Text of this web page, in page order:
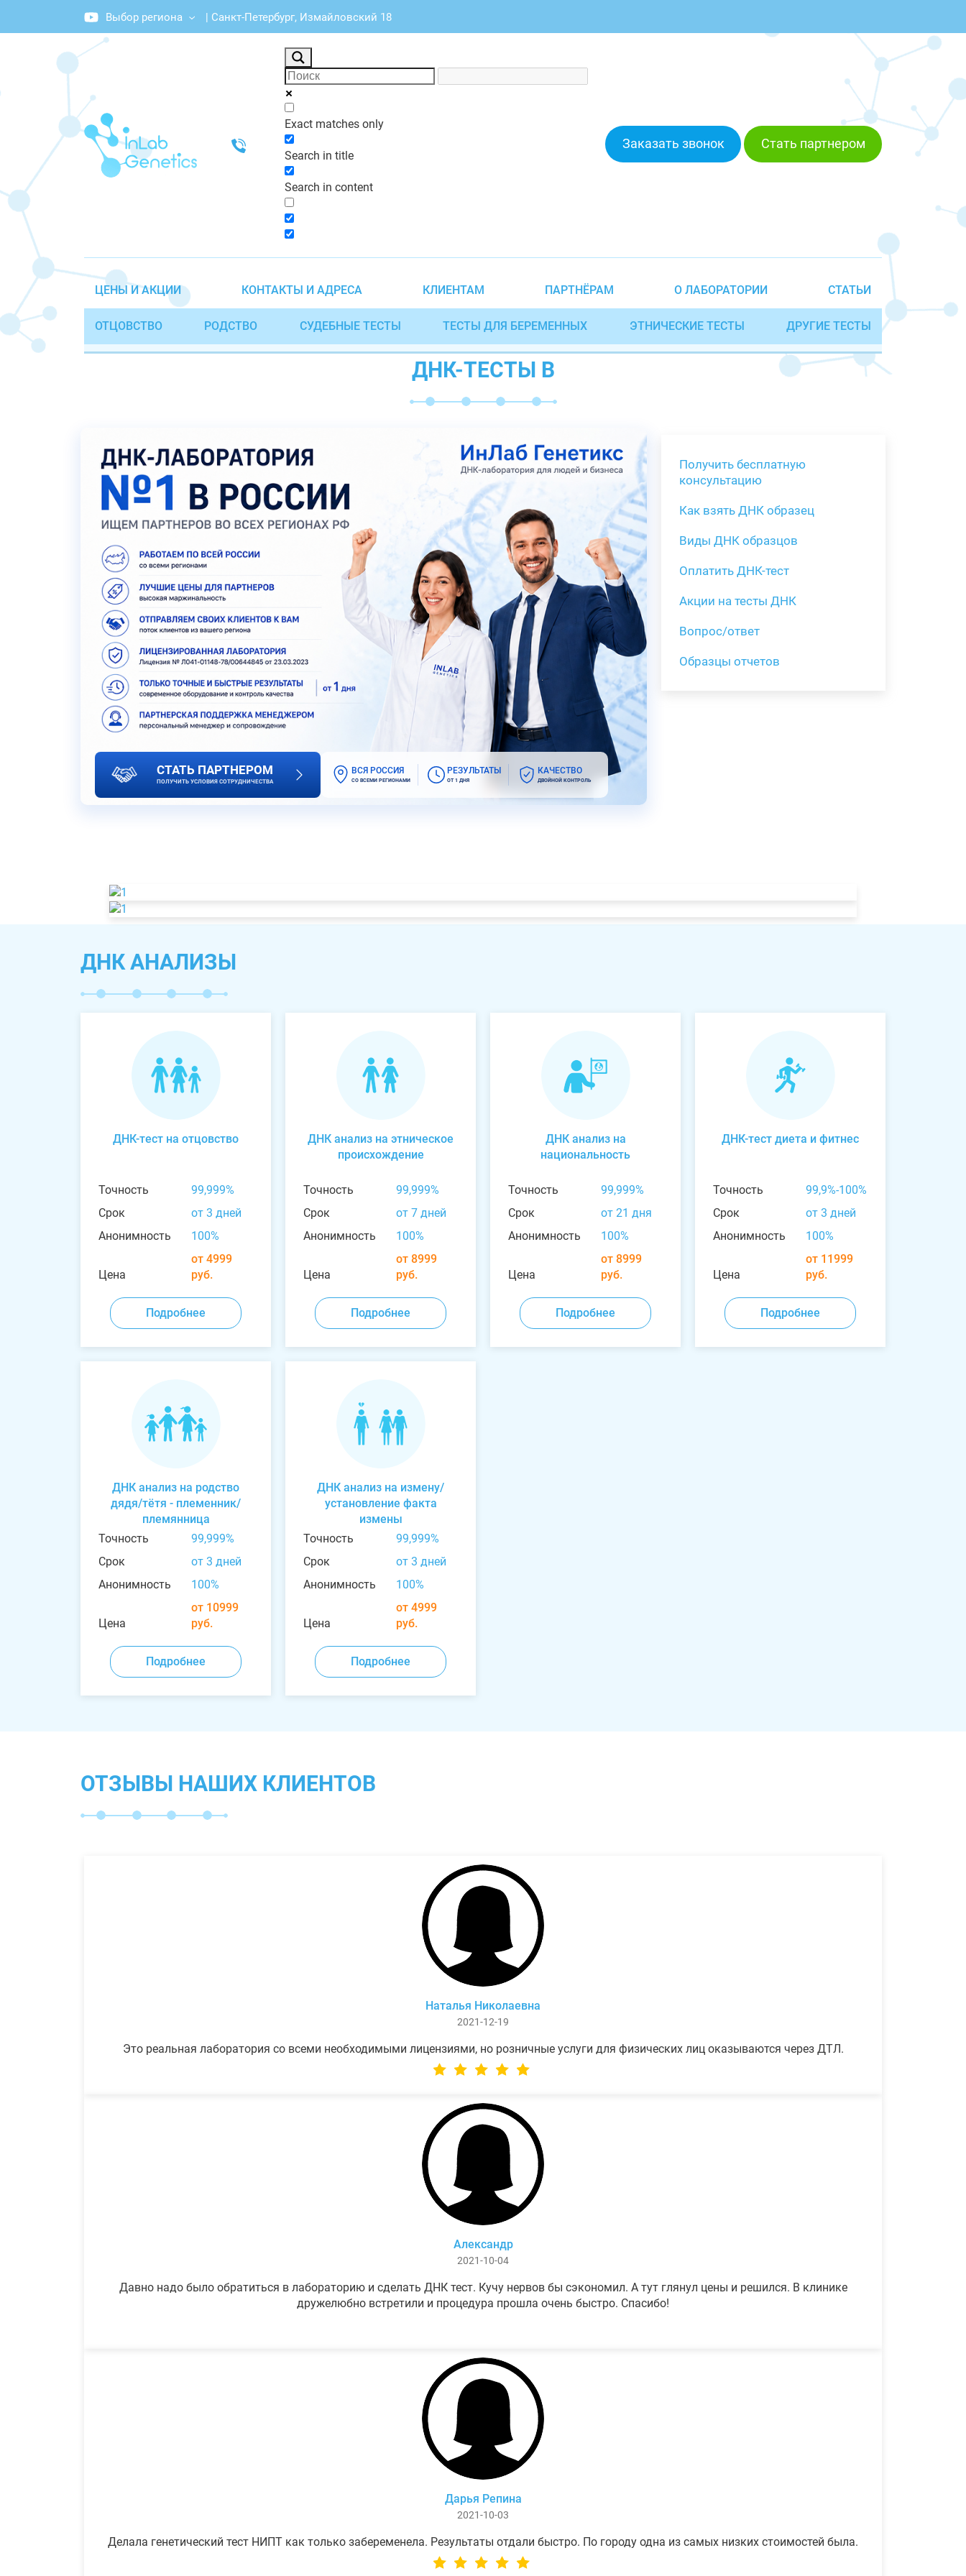
Выбор региона | Санкт-Петербург, Измайловский 18
Exact matches only
Search in title
Search in content
Заказать звонок Стать партнером
ЦЕНЫ И АКЦИИ КОНТАКТЫ И АДРЕСА КЛИЕНТАМ ПАРТНЁРАМ О ЛАБОРАТОРИИ СТАТЬИ
ОТЦОВСТВО РОДСТВО СУДЕБНЫЕ ТЕСТЫ ТЕСТЫ ДЛЯ БЕРЕМЕННЫХ ЭТНИЧЕСКИЕ ТЕСТЫ ДРУГИЕ ТЕСТЫ
ДНК-ТЕСТЫ В
СТАТЬ ПАРТНЕРОМ
ПОЛУЧИТЬ УСЛОВИЯ СОТРУДНИЧЕСТВА
ВСЯ РОССИЯ
СО ВСЕМИ РЕГИОНАМИ
РЕЗУЛЬТАТЫ
ОТ 1 ДНЯ
КАЧЕСТВО
ДВОЙНОЙ КОНТРОЛЬ
Получить бесплатную
консультацию
Как взять ДНК образец
Виды ДНК образцов
Оплатить ДНК-тест
Акции на тесты ДНК
Вопрос/ответ
Образцы отчетов
ДНК АНАЛИЗЫ
ДНК-тест на отцовство
Точность
99,999%
Срок
от 3 дней
Анонимность
100%
Цена
от 4999
руб.
Подробнее
ДНК анализ на этническое
происхождение
Точность
99,999%
Срок
от 7 дней
Анонимность
100%
Цена
от 8999
руб.
Подробнее
ДНК анализ на
национальность
Точность
99,999%
Срок
от 21 дня
Анонимность
100%
Цена
от 8999
руб.
Подробнее
ДНК-тест диета и фитнес
Точность
99,9%-100%
Срок
от 3 дней
Анонимность
100%
Цена
от 11999
руб.
Подробнее
ДНК анализ на родство
дядя/тётя - племенник/
племянница
Точность
99,999%
Срок
от 3 дней
Анонимность
100%
Цена
от 10999
руб.
Подробнее
ДНК анализ на измену/
установление факта
измены
Точность
99,999%
Срок
от 3 дней
Анонимность
100%
Цена
от 4999
руб.
Подробнее
ОТЗЫВЫ НАШИХ КЛИЕНТОВ
Наталья Николаевна
2021-12-19
Это реальная лаборатория со всеми необходимыми лицензиями, но розничные услуги для физических лиц оказываются через ДТЛ.
Александр
2021-10-04
Давно надо было обратиться в лабораторию и сделать ДНК тест. Кучу нервов бы сэкономил. А тут глянул цены и решился. В клинике
дружелюбно встретили и процедура прошла очень быстро. Спасибо!
Дарья Репина
2021-10-03
Делала генетический тест НИПТ как только забеременела. Результаты отдали быстро. По городу одна из самых низких стоимостей была.